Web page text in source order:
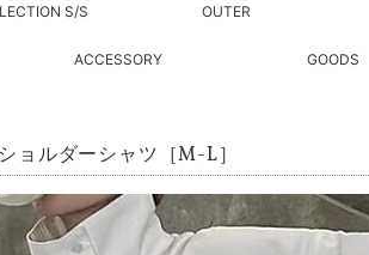
S/S OUTER
ACCESSORY GOODS
ョルダーシャツ［M-L］